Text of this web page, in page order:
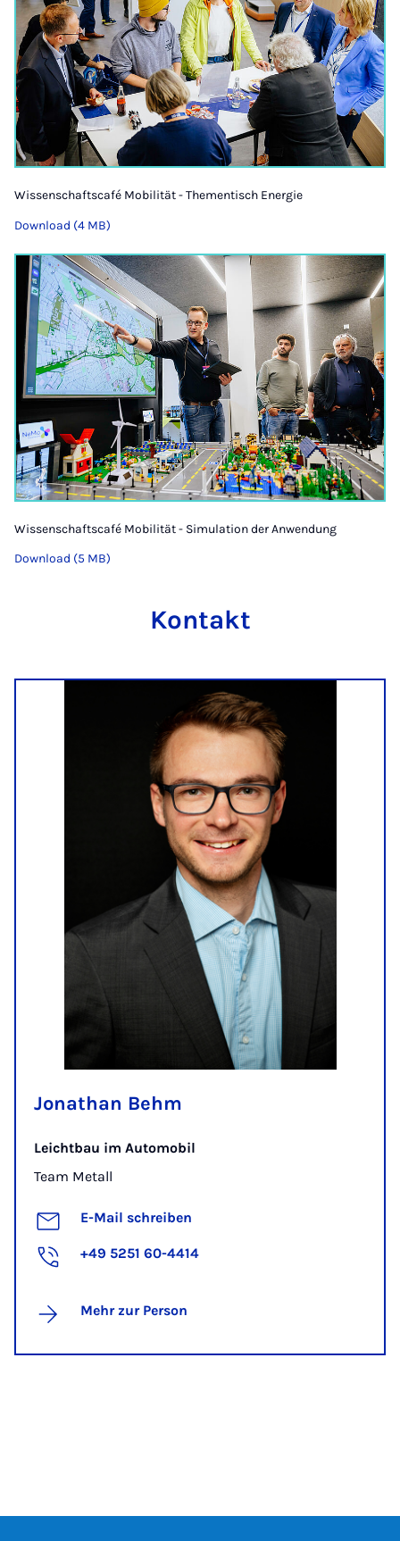
Wissenschaftscafé Mobilität - Thementisch Energie
Download (4 MB)
Wissenschaftscafé Mobilität - Simulation der Anwendung
Download (5 MB)
Kontakt
Jonathan Behm
Leichtbau im Automobil
Team Metall
E-Mail schreiben
+49 5251 60-4414
Mehr zur Person